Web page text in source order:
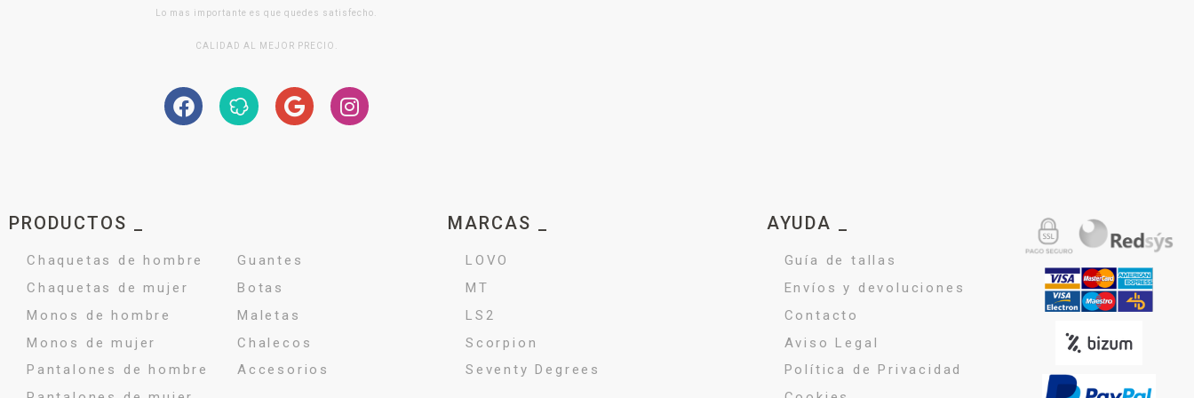
Lo mas importante es que quedes satisfecho.
CALIDAD AL MEJOR PRECIO.
PRODUCTOS _
Chaquetas de hombre
Chaquetas de mujer
Monos de hombre
Monos de mujer
Pantalones de hombre
Guantes
Botas
Maletas
Chalecos
Accesorios
MARCAS _
LOVO
MT
LS2
Scorpion
Seventy Degrees
AYUDA _
Guía de tallas
Envíos y devoluciones
Contacto
Aviso Legal
Política de Privacidad